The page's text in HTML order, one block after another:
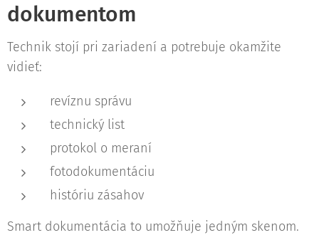
dokumentom
Technik stojí pri zariadení a potrebuje okamžite
vidieť:
revíznu správu
technický list
protokol o meraní
fotodokumentáciu
históriu zásahov
Smart dokumentácia to umožňuje jedným skenom.